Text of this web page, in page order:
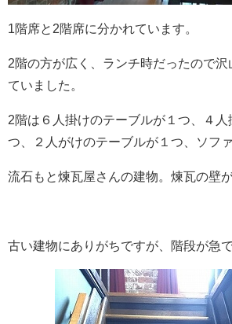
1階席と2階席に分かれています。
2階の方が広く、ランチ時だったので沢
ていました。
2階は６人掛けのテーブルが１つ、４人
つ、２人がけのテーブルが１つ、ソフ
流石もと煉瓦屋さんの建物。煉瓦の壁が
古い建物にありがちですが、階段が急で